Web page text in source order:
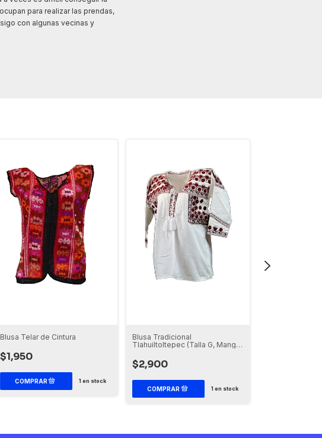
para realizar las prendas,
con algunas vecinas y
Blusa Telar de Cintura
$1,950
1 en stock
Blusa Tradicional
Tlahuiltoltepec (Talla G, Manga
$2,900
1 en stock